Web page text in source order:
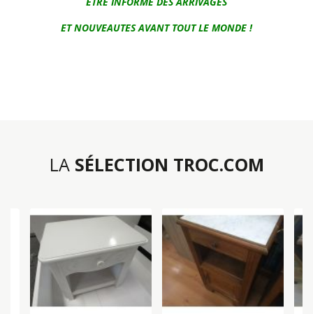
ET NOUVEAUTES AVANT TOUT LE MONDE !
LA SÉLECTION TROC.COM